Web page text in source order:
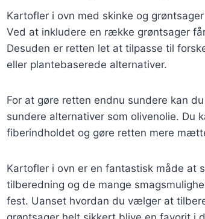
Kartofler i ovn med skinke og
Ved at inkludere en række grøntsager
Desuden er retten let at tilpasse til
eller plantebaserede alternativer.
For at gøre retten endnu sundere kan
sundere alternativer som olivenolie. Du
fiberindholdet og gøre retten mere
Kartofler i ovn er en fantastisk måde at
tilberedning og de mange
fest. Uanset hvordan du vælger at